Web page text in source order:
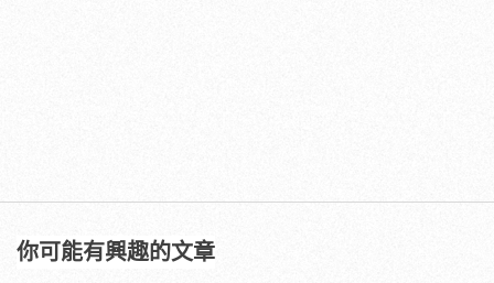
你可能有興趣的文章